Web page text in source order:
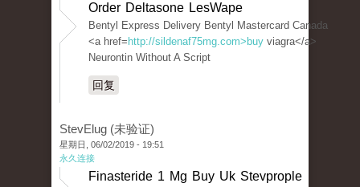
Order Deltasone LesWape
Bentyl Express Delivery Bentyl Mastercard Canada
<a href= http://sildenaf75mg.com>buy viagra</a>
Neurontin Without A Script
回复
StevElug (未验证)
星期日, 06/02/2019 - 19:51
永久连接
Finasteride 1 Mg Buy Uk Stevprople